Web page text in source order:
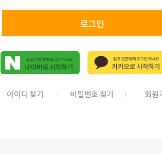
로그인
아이디 찾기 비밀번호 찾기 회원